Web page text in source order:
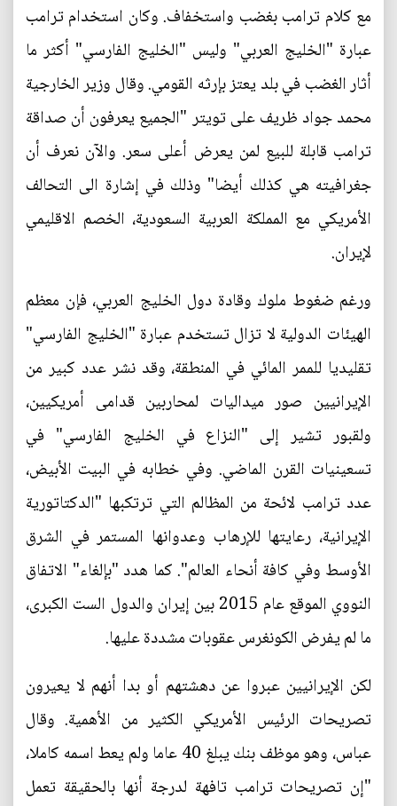
مع كلام ترامب بغضب واستخفاف. وكان استخدام ترامب
عبارة "الخليج العربي" وليس "الخليج الفارسي" أكثر ما
أثار الغضب في بلد يعتز بإرثه القومي. وقال وزير الخارجية
محمد جواد ظريف على تويتر "الجميع يعرفون أن صداقة
ترامب قابلة للبيع لمن يعرض أعلى سعر. والآن نعرف أن
جغرافيته هي كذلك أيضا" وذلك في إشارة الى التحالف
الأمريكي مع المملكة العربية السعودية، الخصم الاقليمي
لإيران.
ورغم ضغوط ملوك وقادة دول الخليج العربي، فإن معظم
الهيئات الدولية لا تزال تستخدم عبارة "الخليج الفارسي"
تقليديا للممر المائي في المنطقة، وقد نشر عدد كبير من
الإيرانيين صور ميداليات لمحاربين قدامى أمريكيين،
ولقبور تشير إلى "النزاع في الخليج الفارسي" في
تسعينيات القرن الماضي. وفي خطابه في البيت الأبيض،
عدد ترامب لائحة من المظالم التي ترتكبها "الدكتاتورية
الإيرانية، رعايتها للإرهاب وعدوانها المستمر في الشرق
الأوسط وفي كافة أنحاء العالم". كما هدد "بإلغاء" الاتفاق
النووي الموقع عام 2015 بين إيران والدول الست الكبرى،
ما لم يفرض الكونغرس عقوبات مشددة عليها.
لكن الإيرانيين عبروا عن دهشتهم أو بدا أنهم لا يعيرون
تصريحات الرئيس الأمريكي الكثير من الأهمية. وقال
عباس، وهو موظف بنك يبلغ 40 عاما ولم يعط اسمه كاملا،
"إن تصريحات ترامب تافهة لدرجة أنها بالحقيقة تعمل